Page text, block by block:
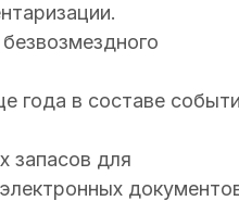
года в составе
запасов для